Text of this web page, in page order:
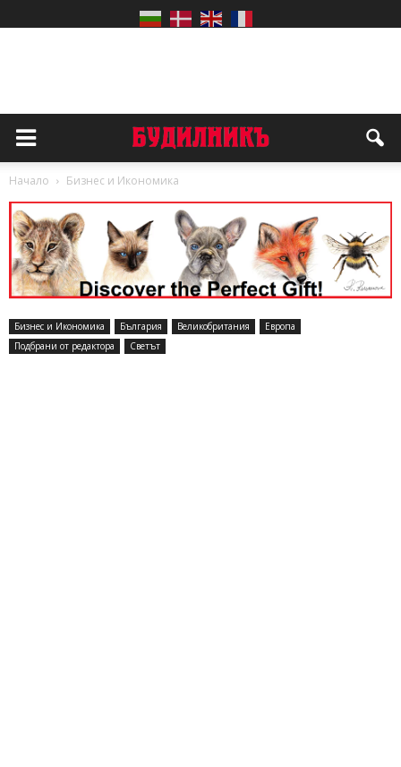
Начало Бизнес и Икономика
Бизнес и Икономика България Великобритания
Европа
Подбрани от редактора
Светът